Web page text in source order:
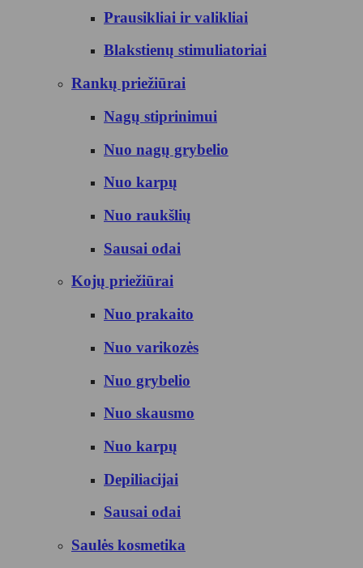
Prausikliai ir valikliai
Blakstienų stimuliatoriai
Rankų priežiūrai
Nagų stiprinimui
Nuo nagų grybelio
Nuo karpų
Nuo raukšlių
Sausai odai
Kojų priežiūrai
Nuo prakaito
Nuo varikozės
Nuo grybelio
Nuo skausmo
Nuo karpų
Depiliacijai
Sausai odai
Saulės kosmetika